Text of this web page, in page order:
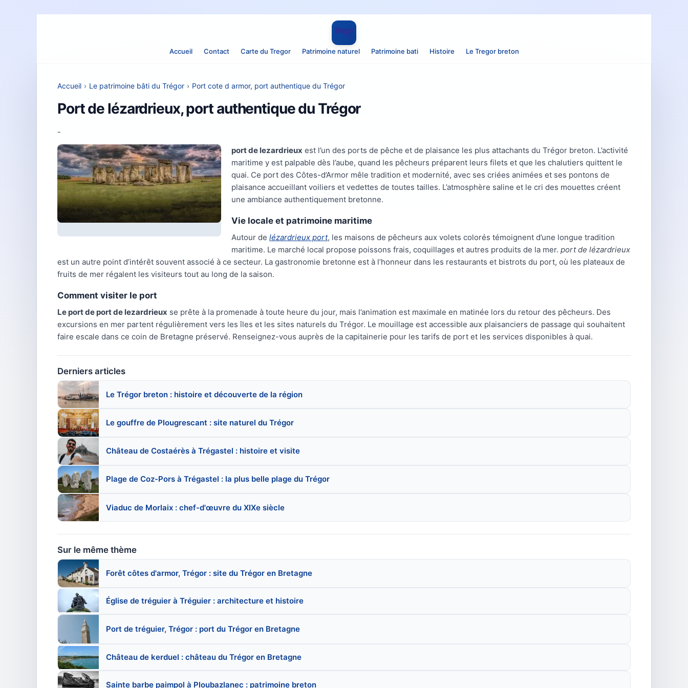
Accueil Contact Carte du Tregor Patrimoine naturel Patrimoine bati Histoire Le Tregor breton
Accueil › Le patrimoine bâti du Trégor › Port cote d armor, port authentique du Trégor
Port de lézardrieux, port authentique du Trégor
-
port de lezardrieux est l’un des ports de pêche et de plaisance les plus attachants du Trégor breton. L’activité
maritime y est palpable dès l’aube, quand les pêcheurs préparent leurs filets et que les chalutiers quittent le
quai. Ce port des Côtes-d’Armor mêle tradition et modernité, avec ses criées animées et ses pontons de
plaisance accueillant voiliers et vedettes de toutes tailles. L’atmosphère saline et le cri des mouettes créent
une ambiance authentiquement bretonne.
Vie locale et patrimoine maritime
Autour de lézardrieux port, les maisons de pêcheurs aux volets colorés témoignent d’une longue tradition
maritime. Le marché local propose poissons frais, coquillages et autres produits de la mer. port de lézardrieux
est un autre point d’intérêt souvent associé à ce secteur. La gastronomie bretonne est à l’honneur dans les restaurants et bistrots du port, où les plateaux de
fruits de mer régalent les visiteurs tout au long de la saison.
Comment visiter le port
Le port de port de lezardrieux se prête à la promenade à toute heure du jour, mais l’animation est maximale en matinée lors du retour des pêcheurs. Des
excursions en mer partent régulièrement vers les îles et les sites naturels du Trégor. Le mouillage est accessible aux plaisanciers de passage qui souhaitent
faire escale dans ce coin de Bretagne préservé. Renseignez-vous auprès de la capitainerie pour les tarifs de port et les services disponibles à quai.
Derniers articles
Le Trégor breton : histoire et découverte de la région
Le gouffre de Plougrescant : site naturel du Trégor
Château de Costaérès à Trégastel : histoire et visite
Plage de Coz-Pors à Trégastel : la plus belle plage du Trégor
Viaduc de Morlaix : chef-d'œuvre du XIXe siècle
Sur le même thème
Forêt côtes d'armor, Trégor : site du Trégor en Bretagne
Église de tréguier à Tréguier : architecture et histoire
Port de tréguier, Trégor : port du Trégor en Bretagne
Château de kerduel : château du Trégor en Bretagne
Sainte barbe paimpol à Ploubazlanec : patrimoine breton